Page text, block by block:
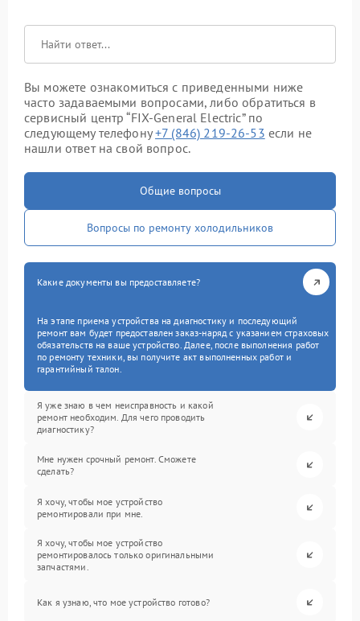
Вы можете ознакомиться с приведенными ниже
часто задаваемыми вопросами, либо обратиться в
сервисный центр “FIX-General Electric” по
следующему телефону+7 (846) 219-26-53 если не
нашли ответ на свой вопрос.
Общие вопросы
Вопросы по ремонту холодильников
Какие документы вы предоставляете?
На этапе приема устройства на диагностику и последующий
ремонт вам будет предоставлен заказ-наряд с указанием страховых
обязательств на ваше устройство. Далее, после выполнения работ
по ремонту техники, вы получите акт выполненных работ и
гарантийный талон.
Я уже знаю в чем неисправность и какой
ремонт необходим. Для чего проводить
диагностику?
Мне нужен срочный ремонт. Сможете
сделать?
Я хочу, чтобы мое устройство
ремонтировали при мне.
Я хочу, чтобы мое устройство
ремонтировалось только оригинальными
запчастями.
Как я узнаю, что мое устройство готово?